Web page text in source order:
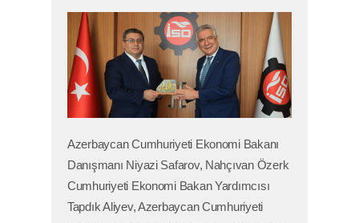
Azerbaycan Cumhuriyeti Ekonomi Bakanı
Danışmanı Niyazi Safarov, Nahçıvan Özerk
Cumhuriyeti Ekonomi Bakan Yardımcısı
Tapdık Aliyev, Azerbaycan Cumhuriyeti